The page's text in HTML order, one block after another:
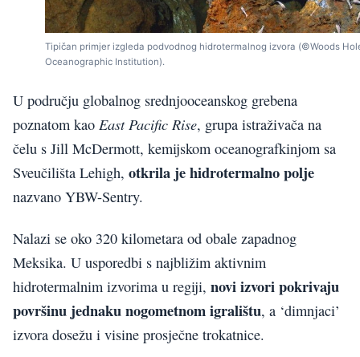
Tipičan primjer izgleda podvodnog hidrotermalnog izvora (©Woods
Oceanographic Institution).
U području globalnog srednjooceanskog grebena
poznatom kao East Pacific Rise, grupa istraživača na
čelu s Jill McDermott, kemijskom oceanografkinjom sa
Sveučilišta Lehigh, otkrila je hidrotermalno polje
nazvano YBW-Sentry.
Nalazi se oko 320 kilometara od obale zapadnog
Meksika. U usporedbi s najbližim aktivnim
hidrotermalnim izvorima u regiji, novi izvori pokrivaju
površinu jednaku nogometnom igralištu, a ‘dimnjaci’
izvora dosežu i visine prosječne trokatnice.